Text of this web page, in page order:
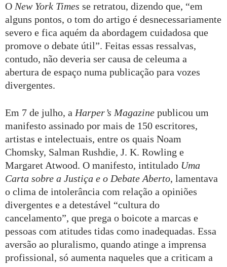
O New York Times se retratou, dizendo que, “em
alguns pontos, o tom do artigo é desnecessariamente
severo e fica aquém da abordagem cuidadosa que
promove o debate útil”. Feitas essas ressalvas,
contudo, não deveria ser causa de celeuma a
abertura de espaço numa publicação para vozes
divergentes.
Em 7 de julho, a Harper’s Magazine publicou um
manifesto assinado por mais de 150 escritores,
artistas e intelectuais, entre os quais Noam
Chomsky, Salman Rushdie, J. K. Rowling e
Margaret Atwood. O manifesto, intitulado Uma
Carta sobre a Justiça e o Debate Aberto, lamentava
o clima de intolerância com relação a opiniões
divergentes e a detestável “cultura do
cancelamento”, que prega o boicote a marcas e
pessoas com atitudes tidas como inadequadas. Essa
aversão ao pluralismo, quando atinge a imprensa
profissional, só aumenta naqueles que a criticam a